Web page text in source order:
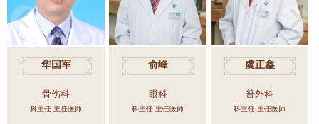
华国军
骨伤科
科主任 主任医师
俞峰
眼科
科主任 主任医师
虞正鑫
普外科
科主任 主任医师